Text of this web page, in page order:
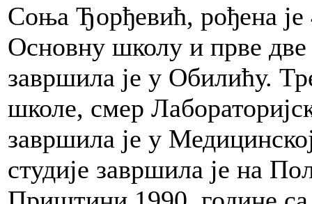
Соња Ђорђевић, рођена
Основну школу и прве две
завршила је у Обилићу.
школе, смер
завршила је у
студије завршила је на